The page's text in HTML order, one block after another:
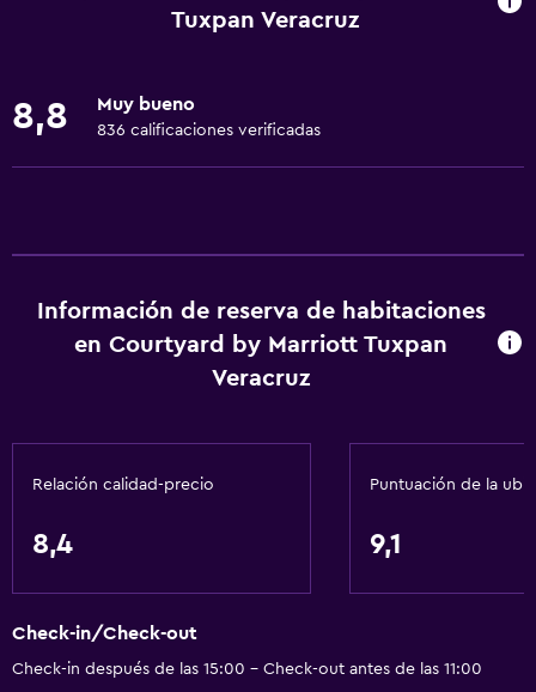
Ascensor disponible
Almohada sin plumas
Inodoro con barras de apoyo
Áreas designadas para fumadores
Cajero automático/banco
Caja fuerte
Cambio de divisas
Tuxpan Veracruz
8,8 Muy bueno
836 calificaciones verificadas
Información de reserva de habitaciones
en Courtyard by Marriott Tuxpan
Veracruz
Relación calidad-precio
8,4
Puntuación de la
9,1
Check-in/Check-out
Check-in después de las 15:00 - Check-out antes de las 11:00